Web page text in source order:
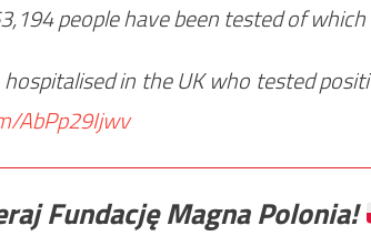
people have been tested of
in the UK who tested
AbPp29Ijwv
Fundację Magna Polonia!